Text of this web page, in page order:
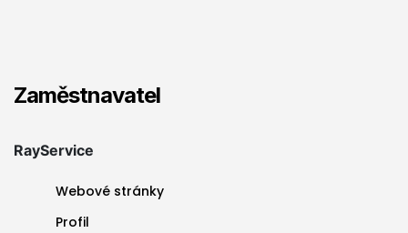
Zaměstnavatel
RayService
Webové stránky
Profil